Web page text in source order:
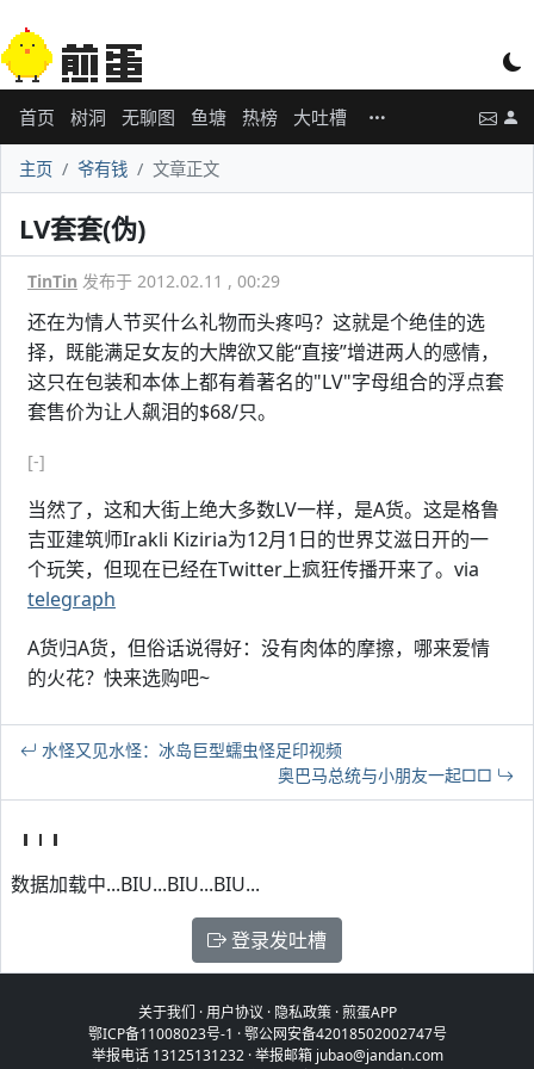
首页 树洞 无聊图 鱼塘 热榜 大吐槽
主页 爷有钱 文章正文
LV套套(伪)
TinTin 发布于 2012.02.11 , 00:29
还在为情人节买什么礼物而头疼吗？这就是个绝佳的选
择，既能满足女友的大牌欲又能“直接”增进两人的感情，
这只在包装和本体上都有着著名的"LV"字母组合的浮点套
套售价为让人飙泪的$68/只。
[-]
当然了，这和大街上绝大多数LV一样，是A货。这是格鲁
吉亚建筑师Irakli Kiziria为12月1日的世界艾滋日开的一
个玩笑，但现在已经在Twitter上疯狂传播开来了。via
telegraph
A货归A货，但俗话说得好：没有肉体的摩擦，哪来爱情
的火花？快来选购吧~
水怪又见水怪：冰岛巨型蠕虫怪足印视频
奥巴马总统与小朋友一起□□
数据加载中...BIU...BIU...BIU...
登录发吐槽
关于我们 ·用户协议 · 隐私政策·煎蛋APP
鄂ICP备11008023号-1 ·鄂公网安备42018502002747号
举报电话 13125131232 · 举报邮箱 jubao@jandan.com